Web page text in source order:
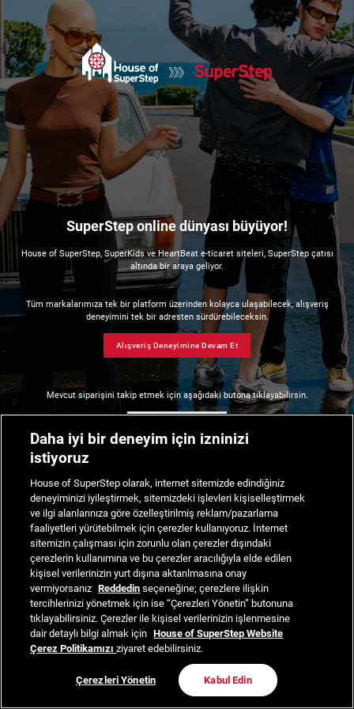
SuperStep online dünyası büyüyor!
House of SuperStep, SuperKids ve HeartBeat e-ticaret siteleri, SuperStep çatısı
altında bir araya geliyor.
Tüm markalarımıza tek bir platform üzerinden kolayca ulaşabilecek, alışveriş
deneyimini tek bir adresten sürdürebileceksin.
Alışveriş Deneyimine Devam Et
Mevcut siparişini takip etmek için aşağıdaki butona tıklayabilirsin.
Daha iyi bir deneyim için izninizi
istiyoruz
House of SuperStep olarak, internet sitemizde edindiğiniz
deneyiminizi iyileştirmek, sitemizdeki işlevleri kişiselleştirmek
ve ilgi alanlarınıza göre özelleştirilmiş reklam/pazarlama
faaliyetleri yürütebilmek için çerezler kullanıyoruz. İnternet
sitemizin çalışması için zorunlu olan çerezler dışındaki
çerezlerin kullanımına ve bu çerezler aracılığıyla elde edilen
kişisel verilerinizin yurt dışına aktarılmasına onay
vermiyorsanız Reddedin seçeneğine; çerezlere ilişkin
tercihlerinizi yönetmek için ise “Çerezleri Yönetin” butonuna
tıklayabilirsiniz. Çerezler ile kişisel verilerinizin işlenmesine
dair detaylı bilgi almak için House of SuperStep Website
Çerez Politikamızıziyaret edebilirsiniz.
Çerezleri Yönetin Kabul Edin